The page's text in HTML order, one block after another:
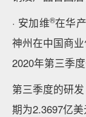
· 安加维®在华
神州在中国商
2020年第三季
第三季度的研
期为2.3697亿